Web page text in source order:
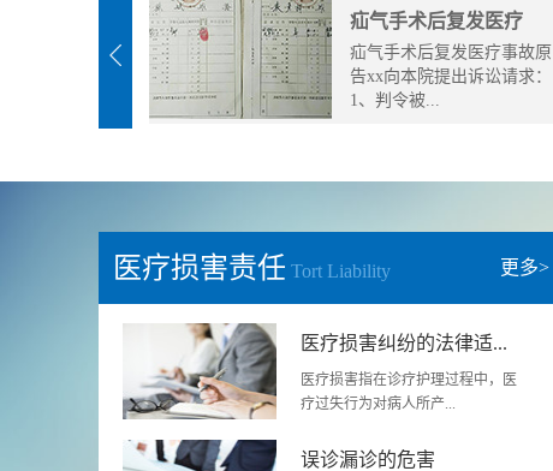
疝气手术后复发医疗
疝气手术后复发医疗事故原
告xx向本院提出诉讼请求：
1、判令被...
医疗损害责任 Tort Liability 更多>
医疗损害纠纷的法律适...
医疗损害指在诊疗护理过程中，医
疗过失行为对病人所产...
误诊漏诊的危害